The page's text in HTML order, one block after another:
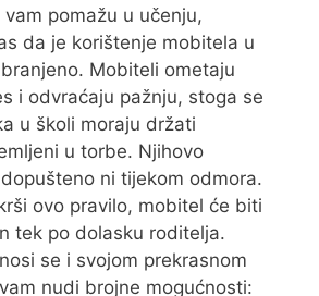
pomažu u učenju,
da je korištenje mobitela u
Mobiteli ometaju
i odvraćaju pažnju, stoga se
u školi moraju držati
u torbe. Njihovo
ni tijekom odmora.
ovo pravilo, mobitel će biti
tek po dolasku roditelja.
se i svojom prekrasnom
nudi brojne mogućnosti: